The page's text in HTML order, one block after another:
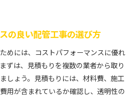
の良い配管工事の選び方
めには、コストパフォーマンスに優れ
ずは、見積もりを複数の業者から取り
しょう。見積もりには、材料費、施工
用が含まれているか確認し、透明性の